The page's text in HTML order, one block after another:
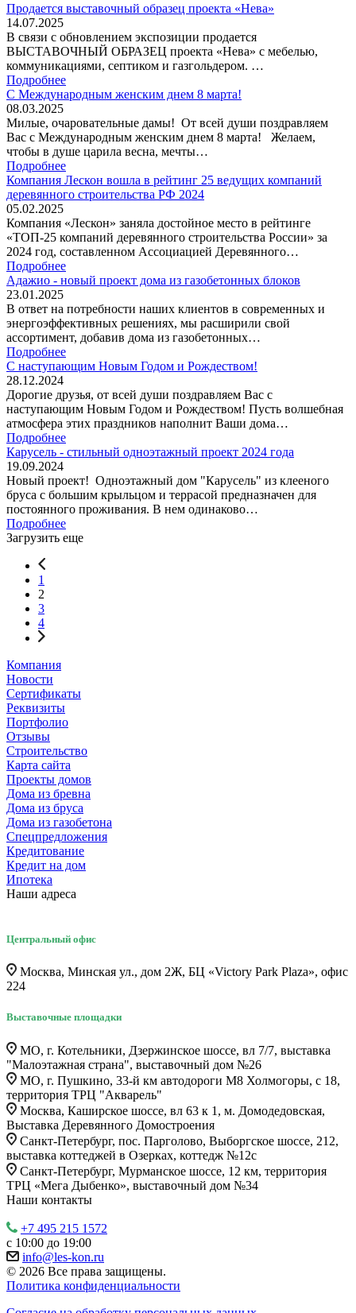
Продается выставочный образец проекта «Нева»
14.07.2025
В связи с обновлением экспозиции продается
ВЫСТАВОЧНЫЙ ОБРАЗЕЦ проекта «Нева» с мебелью,
коммуникациями, септиком и газгольдером. …
Подробнее
С Международным женским днем 8 марта!
08.03.2025
Милые, очаровательные дамы! От всей души поздравляем
Вас с Международным женским днем 8 марта! Желаем,
чтобы в душе царила весна, мечты…
Подробнее
Компания Лескон вошла в рейтинг 25 ведущих компаний
деревянного строительства РФ 2024
05.02.2025
Компания «Лескон» заняла достойное место в рейтинге
«ТОП-25 компаний деревянного строительства России» за
2024 год, составленном Ассоциацией Деревянного…
Подробнее
Адажио - новый проект дома из газобетонных блоков
23.01.2025
В ответ на потребности наших клиентов в современных и
энергоэффективных решениях, мы расширили свой
ассортимент, добавив дома из газобетонных…
Подробнее
С наступающим Новым Годом и Рождеством!
28.12.2024
Дорогие друзья, от всей души поздравляем Вас с
наступающим Новым Годом и Рождеством! Пусть волшебная
атмосфера этих праздников наполнит Ваши дома…
Подробнее
Карусель - стильный одноэтажный проект 2024 года
19.09.2024
Новый проект! Одноэтажный дом "Карусель" из клееного
бруса с большим крыльцом и террасой предназначен для
постоянного проживания. В нем одинаково…
Подробнее
Загрузить еще
1
2
3
4
Компания
Новости
Сертификаты
Реквизиты
Портфолио
Отзывы
Строительство
Карта сайта
Проекты домов
Дома из бревна
Дома из бруса
Дома из газобетона
Спецпредложения
Кредитование
Кредит на дом
Ипотека
Наши адреса
Центральный офис
Москва, Минская ул., дом 2Ж, БЦ «Victory Park Plaza», офис
224
Выставочные площадки
МО, г. Котельники, Дзержинское шоссе, вл 7/7, выставка
"Малоэтажная страна", выставочный дом №26
МО, г. Пушкино, 33-й км автодороги М8 Холмогоры, с 18,
территория ТРЦ "Акварель"
Москва, Каширское шоссе, вл 63 к 1, м. Домодедовская,
Выставка Деревянного Домостроения
Санкт-Петербург, пос. Парголово, Выборгское шоссе, 212,
выставка коттеджей в Озерках, коттедж №12c
Санкт-Петербург, Мурманское шоссе, 12 км, территория
ТРЦ «Мега Дыбенко», выставочный дом №34
Наши контакты
+7 495 215 1572
с 10:00 до 19:00
info@les-kon.ru
© 2026 Все права защищены.
Политика конфиденциальности